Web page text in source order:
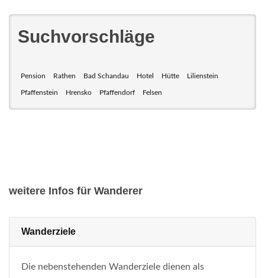
Suchvorschläge
Pension Rathen Bad Schandau Hotel Hütte Lilienstein
Pfaffenstein Hrensko Pfaffendorf Felsen
weitere Infos für Wanderer
Wanderziele
Die nebenstehenden Wanderziele dienen als